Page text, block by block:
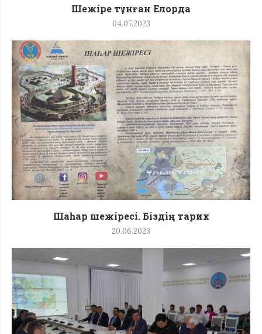
Шежіре тұнған Елорда
04.07.2023
Шаһар шежіресі. Біздің тарих
20.06.2023